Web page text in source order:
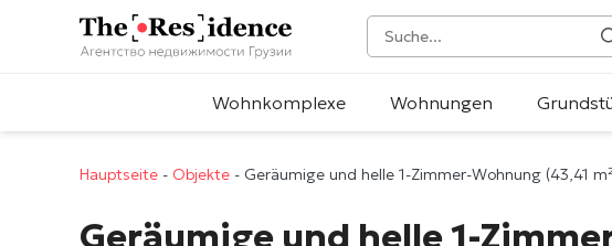
Wohnkomplexe Wohnungen
Hauptseite - Objekte - Geräumige und helle 1-Zimmer-Wohnung (43,41